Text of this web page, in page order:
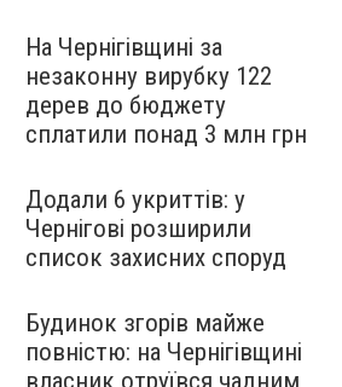
На Чернігівщині за
незаконну вирубку 122
дерев до бюджету
сплатили понад 3 млн грн
Додали 6 укриттів: у
Чернігові розширили
список захисних споруд
Будинок згорів майже
повністю: на Чернігівщині
власник отруївся чадним